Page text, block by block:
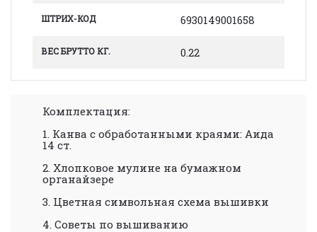
ШТРИХ-КОД 6930149001658
ВЕС БРУТТО КГ. 0.22
Комплектация:
1. Канва с обработанными краями: Аида
14 ст.
2. Хлопковое мулине на бумажном
органайзере
3. Цветная символьная схема вышивки
4. Советы по вышиванию